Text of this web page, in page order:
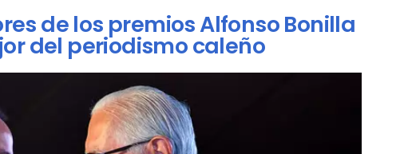
de los premios Alfonso Bonilla
del periodismo caleño